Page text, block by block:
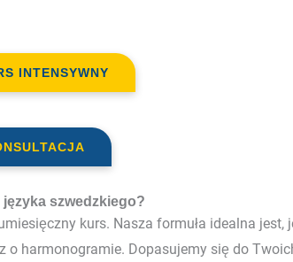
INTENSYWNY
szwedzkiego?
kurs. Nasza formuła idealna
o harmonogramie. Dopasujemy się do